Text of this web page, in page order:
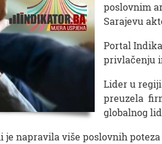
poslovnim
Sarajevu
Portal
privlačenju
Lider u
preuzela
globalnog
napravila više poslovnih